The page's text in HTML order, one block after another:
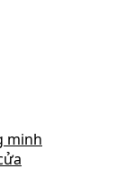
minh